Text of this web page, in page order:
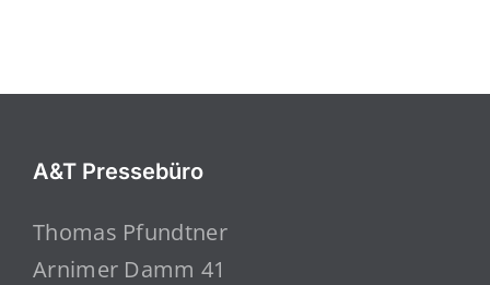
A&T Pressebüro
Thomas Pfundtner
Arnimer Damm 41